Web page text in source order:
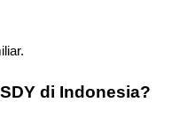
di Indonesia?